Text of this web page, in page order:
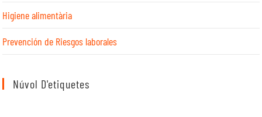
Higiene alimentària
Prevención de Riesgos laborales
Núvol D'etiquetes